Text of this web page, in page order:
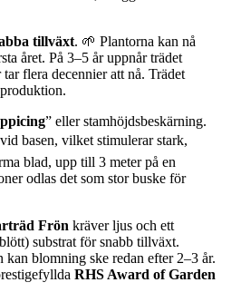
tillväxt. 🌱 Plantorna kan nå
året. På 3–5 år uppnår trädet
flera decennier att nå. Trädet
” eller stamhöjdsbeskärning.
basen, vilket stimulerar stark,
blad, upp till 3 meter på en
odlas det som stor buske för
Frön kräver ljus och ett
substrat för snabb tillväxt.
blomning ske redan efter 2–3 år.
RHS Award of Garden